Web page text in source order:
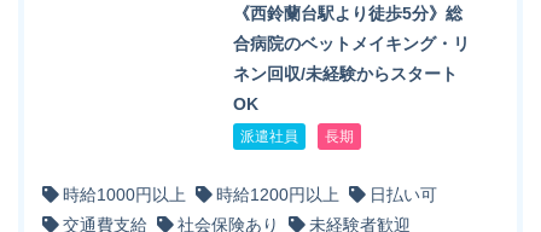
《西鈴蘭台駅より徒歩5分》総
合病院のベットメイキング・リ
ネン回収/未経験からスタート
OK
派遣社員 長期
時給1000円以上 時給1200円以上
日払い可
交通費支給
社会保険あり
未経験者歓迎